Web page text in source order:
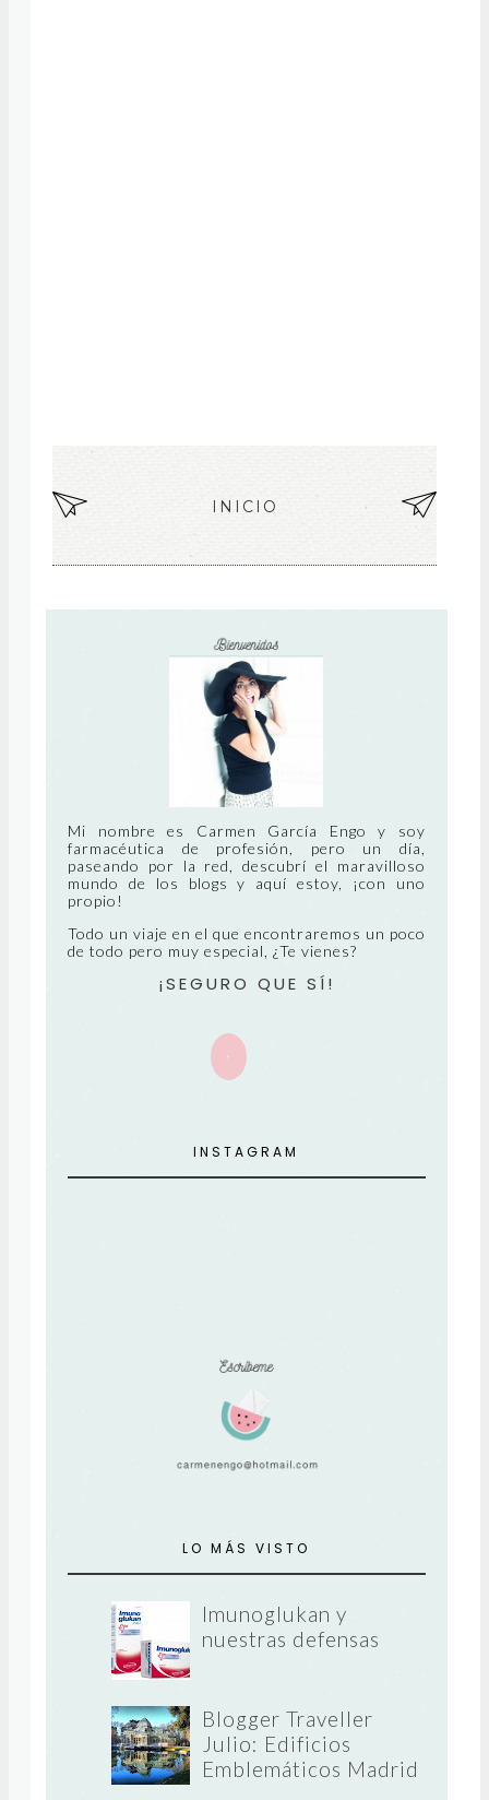
EN
NT
E
EN
INICIO
Mi nombre es Carmen García Engo y soy
farmacéutica de profesión, pero un día,
paseando por la red, descubrí el maravilloso
mundo de los blogs y aquí estoy, ¡con uno
propio!
Todo un viaje en el que encontraremos un poco
de todo pero muy especial, ¿Te vienes?
¡SEGURO QUE SÍ!
+
INSTAGRAM
LO MÁS VISTO
Imunoglukan y
nuestras defensas
Blogger Traveller
Julio: Edificios
Emblemáticos Madrid